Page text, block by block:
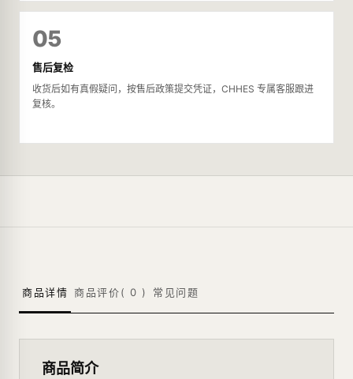
05
售后复检
收货后如有真假疑问，按售后政策提交凭证，CHHES 专属客服跟进
复核。
商品详情 商品评价( 0 ) 常见问题
商品简介